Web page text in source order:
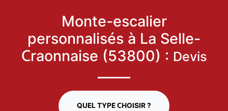
Monte-escalier
personnalisés à La Selle-
Craonnaise (53800) : Devis
QUEL TYPE CHOISIR ?